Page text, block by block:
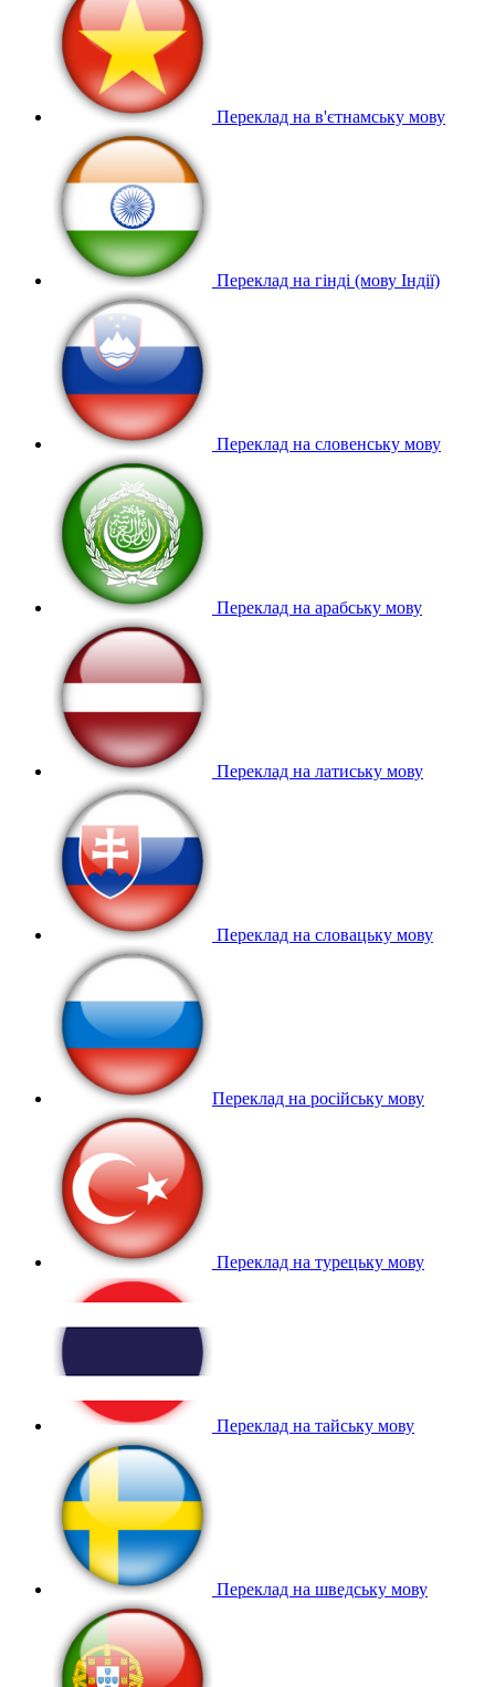
Переклад на в'єтнамську мову
Переклад на гінді (мову Індії)
Переклад на словенську мову
Переклад на арабську мову
Переклад на латиську мову
Переклад на словацьку мову
Переклад на російську мову
Переклад на турецьку мову
Переклад на тайську мову
Переклад на шведську мову